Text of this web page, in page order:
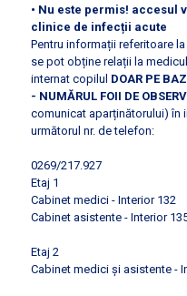
• Nu este permis!
clinice de infecții acute
Pentru informații referitoare
se pot obține relații la
internat copilul DOAR PE
- NUMĂRUL FOII DE
comunicat aparținătorului) în
următorul nr. de telefon:
0269/217.927
Etaj 1
Cabinet medici - Interior 132
Cabinet asistente - Interior
Etaj 2
Cabinet medici și asistente -